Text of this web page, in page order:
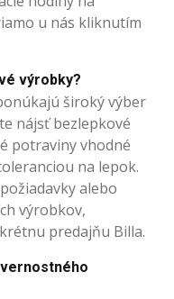
u nás kliknutím
výrobky?
široký výber
nájsť bezlepkové
potraviny vhodné
na lepok.
alebo
výrobkov,
predajňu Billa.